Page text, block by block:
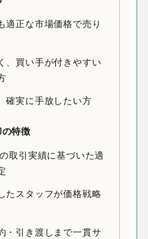
適正な市場価格で売り
、買い手が付きやすい
確実に手放したい方
の特徴
取引実績に基づいた適
たスタッフが価格戦略
・引き渡しまで一貫サ